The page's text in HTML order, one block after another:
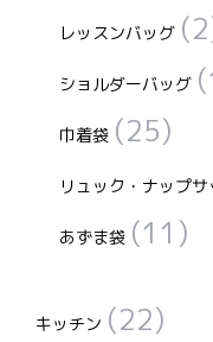
レッスンバッグ
ショルダーバッグ
巾着袋 (25)
リュック・ナップサ
あずま袋 (11)
キッチン (22)